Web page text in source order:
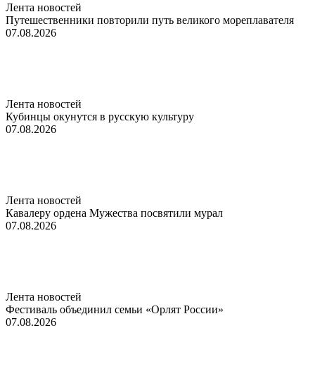
Лента новостей
Путешественники повторили путь великого мореплавателя
07.08.2026
Лента новостей
Кубинцы окунутся в русскую культуру
07.08.2026
Лента новостей
Кавалеру ордена Мужества посвятили мурал
07.08.2026
Лента новостей
Фестиваль объединил семьи «Орлят России»
07.08.2026